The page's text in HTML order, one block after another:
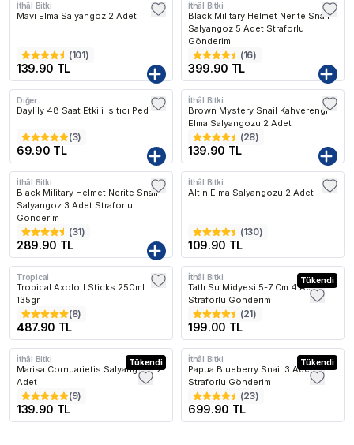
İthâl Bitki
Mavi Elma Salyangoz 2 Adet
(101)
139.90 TL
İthâl Bitki
Black Military Helmet Nerite Snail
Salyangoz 5 Adet Straforlu
Gönderim
(16)
399.90 TL
Diğer
Daylily 48 Saat Etkili Isıtıcı Ped
(3)
69.90 TL
İthâl Bitki
Brown Mystery Snail Kahverengi
Elma Salyangozu 2 Adet
(28)
139.90 TL
İthâl Bitki
Black Military Helmet Nerite Snail
Salyangoz 3 Adet Straforlu
Gönderim
(31)
289.90 TL
İthâl Bitki
Altın Elma Salyangozu 2 Adet
(130)
109.90 TL
Tropical
Tropical Axolotl Sticks 250ml
135gr
(8)
487.90 TL
Tükendi
İthâl Bitki
Tatlı Su Midyesi 5-7 Cm 4 Adet
Straforlu Gönderim
(21)
199.00 TL
Tükendi
İthâl Bitki
Marisa Cornuarietis Salyangozu 2
Adet
(9)
139.90 TL
Tükendi
İthâl Bitki
Papua Blueberry Snail 3 Adet
Straforlu Gönderim
(23)
699.90 TL